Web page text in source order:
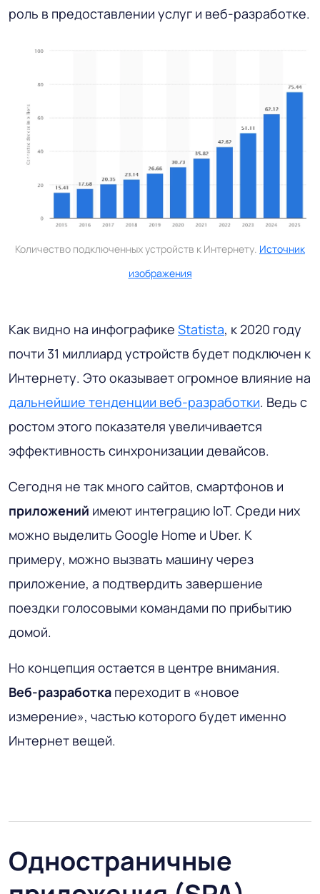
роль в предоставлении услуг и веб-разработке.
Количество подключенных устройств к Интернету. Источник
изображения
Как видно на инфографике Statista, к 2020 году
почти 31 миллиард устройств будет подключен к
Интернету. Это оказывает огромное влияние на
дальнейшие тенденции веб-разработки. Ведь с
ростом этого показателя увеличивается
эффективность синхронизации девайсов.
Сегодня не так много сайтов, смартфонов и
приложений имеют интеграцию IoT. Среди них
можно выделить Google Home и Uber. К
примеру, можно вызвать машину через
приложение, а подтвердить завершение
поездки голосовыми командами по прибытию
домой.
Но концепция остается в центре внимания.
Веб-разработка переходит в «новое
измерение», частью которого будет именно
Интернет вещей.
Одностраничные